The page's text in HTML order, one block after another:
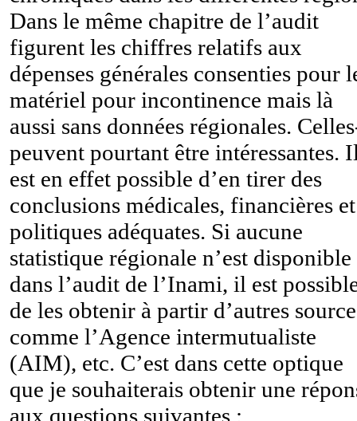
Dans le même chapitre de l’audit
figurent les chiffres relatifs aux
dépenses générales consenties pour
matériel pour incontinence mais là
aussi sans données régionales.
peuvent pourtant être intéressantes.
est en effet possible d’en tirer des
conclusions médicales, financières et
politiques adéquates. Si aucune
statistique régionale n’est disponible
dans l’audit de l’Inami, il est
de les obtenir à partir d’autres
comme l’Agence intermutualiste
(AIM), etc. C’est dans cette optique
que je souhaiterais obtenir une
aux questions suivantes :